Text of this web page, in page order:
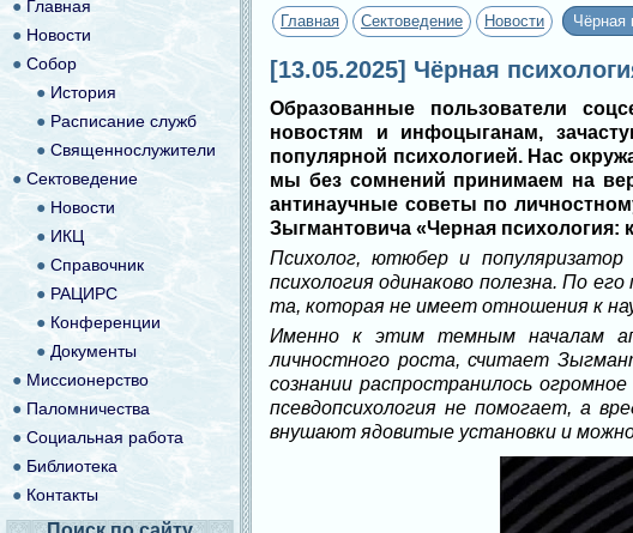
Главная Сектоведение Новости Чёрная
[13.05.2025] Чёрная
Образованные пользователи
новостям и инфоцыганам,
популярной психологией. Нас
мы без сомнений принимаем на
антинаучные советы по
Зыгмантовича «Черная психология:
Психолог, ютюбер и популяризатор
психология одинаково полезна. По
та, которая не имеет отношения к
Именно к этим темным началам
личностного роста, считает
сознании распространилось
псевдопсихология не помогает, а
внушают ядовитые установки и
● Главная
● Новости
● Собор
● История
● Расписание служб
● Священнослужители
● Сектоведение
● Новости
●ИКЦ
● Справочник
● РАЦИРС
● Конференции
● Документы
●Миссионерство
● Паломничества
●Социальная работа
● Библиотека
● Контакты